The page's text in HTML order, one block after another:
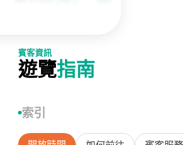
賓客資訊
遊覽指南
索引